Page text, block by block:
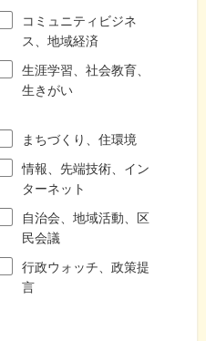
コミュニティビジネ
ス、地域経済
生涯学習、社会教育、
生きがい
まちづくり、住環境
情報、先端技術、イン
ターネット
自治会、地域活動、区
民会議
行政ウォッチ、政策提
言